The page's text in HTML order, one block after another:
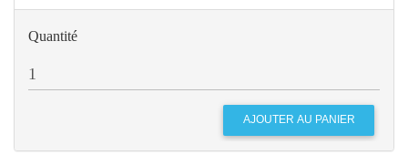
Quantité